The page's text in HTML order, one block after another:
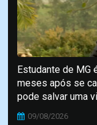
Estudante de MG
meses após se
pode salvar uma
09/08/2026